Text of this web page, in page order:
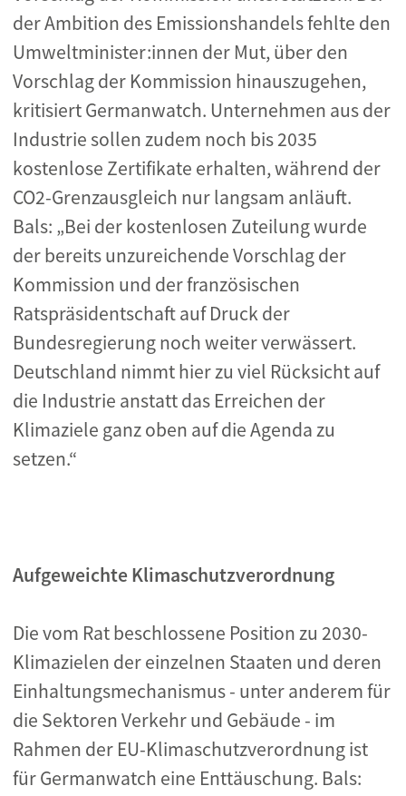
der Ambition des Emissionshandels fehlte den
Umweltminister:innen der Mut, über den
Vorschlag der Kommission hinauszugehen,
kritisiert Germanwatch. Unternehmen aus der
Industrie sollen zudem noch bis 2035
kostenlose Zertifikate erhalten, während der
CO2-Grenzausgleich nur langsam anläuft.
Bals: „Bei der kostenlosen Zuteilung wurde
der bereits unzureichende Vorschlag der
Kommission und der französischen
Ratspräsidentschaft auf Druck der
Bundesregierung noch weiter verwässert.
Deutschland nimmt hier zu viel Rücksicht auf
die Industrie anstatt das Erreichen der
Klimaziele ganz oben auf die Agenda zu
setzen.“
Aufgeweichte Klimaschutzverordnung
Die vom Rat beschlossene Position zu 2030-
Klimazielen der einzelnen Staaten und deren
Einhaltungsmechanismus - unter anderem für
die Sektoren Verkehr und Gebäude - im
Rahmen der EU-Klimaschutzverordnung ist
für Germanwatch eine Enttäuschung. Bals: